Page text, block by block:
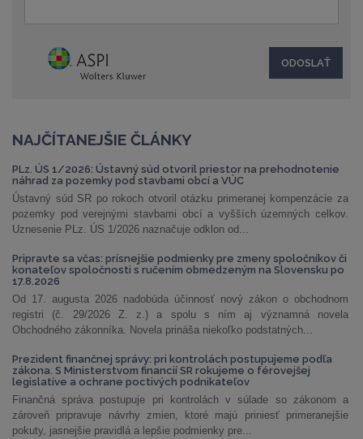
NAJČÍTANEJŠIE ČLÁNKY
PLz. ÚS 1/2026: Ústavný súd otvoril priestor na prehodnotenie
náhrad za pozemky pod stavbami obcí a VÚC
Ústavný súd SR po rokoch otvoril otázku primeranej kompenzácie za
pozemky pod verejnými stavbami obcí a vyšších územných celkov.
Uznesenie PLz. ÚS 1/2026 naznačuje odklon od...
Pripravte sa včas: prísnejšie podmienky pre zmeny spoločníkov či
konateľov spoločnosti s ručením obmedzeným na Slovensku po
17.8.2026
Od 17. augusta 2026 nadobúda účinnosť nový zákon o obchodnom
registri (č. 29/2026 Z. z.) a spolu s ním aj významná novela
Obchodného zákonníka. Novela prináša niekoľko podstatných...
Prezident finančnej správy: pri kontrolách postupujeme podľa
zákona. S Ministerstvom financií SR rokujeme o férovejšej
legislatíve a ochrane poctivých podnikateľov
Finančná správa postupuje pri kontrolách v súlade so zákonom a
zároveň pripravuje návrhy zmien, ktoré majú priniesť primeranejšie
pokuty, jasnejšie pravidlá a lepšie podmienky pre...